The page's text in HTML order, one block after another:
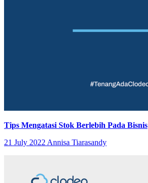
Tips Mengatasi Stok Berlebih Pada Bisnis
21 July 2022 Annisa Tiarasandy